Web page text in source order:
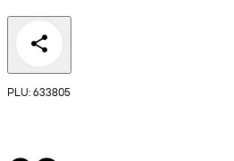
PLU: 633805